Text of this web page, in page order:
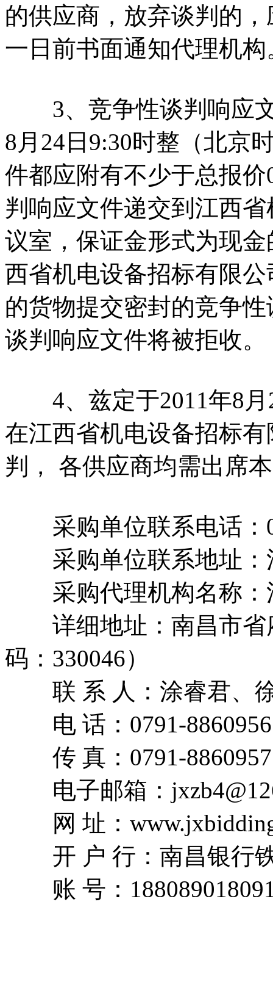
的供应商，放弃谈判的
一日前书面通知代理机构
3、竞争性谈判响应文
8月24日9:30时整（北京
件都应附有不少于总报
判响应文件递交到江西
议室，保证金形式为现
西省机电设备招标有限
的货物提交密封的竞争
谈判响应文件将被拒收。
4、兹定于2011年8月
在江西省机电设备招标
判， 各供应商均需出席
采购单位联系电话：
采购单位联系地址：
采购代理机构名称：
详细地址：南昌市省
码：330046）
联 系 人：涂睿君、
电 话：0791-8860956
传 真：0791-8860957
电子邮箱：
网 址：
开 户 行：南昌银行
账 号：